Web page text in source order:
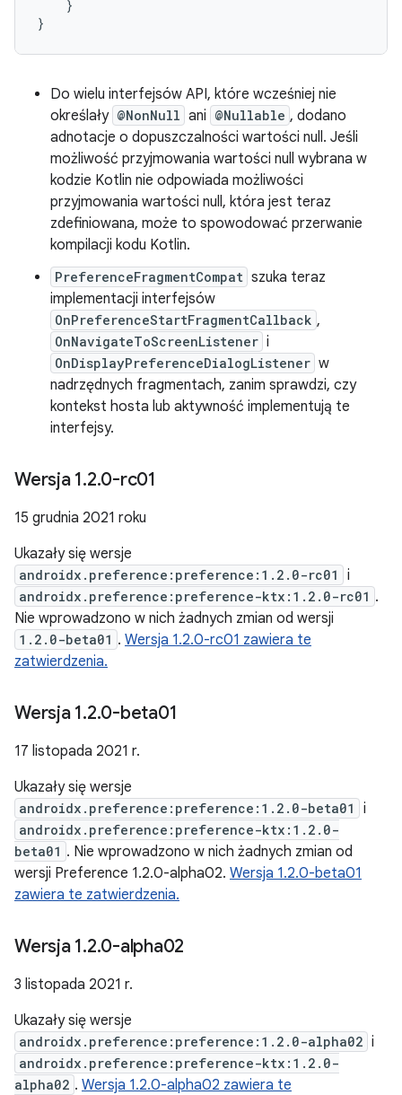
}
}
Do wielu interfejsów API, które wcześniej nie
określały @NonNull ani @Nullable , dodano
adnotacje o dopuszczalności wartości null. Jeśli
możliwość przyjmowania wartości null wybrana w
kodzie Kotlin nie odpowiada możliwości
przyjmowania wartości null, która jest teraz
zdefiniowana, może to spowodować przerwanie
kompilacji kodu Kotlin.
PreferenceFragmentCompat szuka teraz
implementacji interfejsów
OnPreferenceStartFragmentCallback ,
OnNavigateToScreenListener i
OnDisplayPreferenceDialogListener w
nadrzędnych fragmentach, zanim sprawdzi, czy
kontekst hosta lub aktywność implementują te
interfejsy.
Wersja 1.2.0-rc01
15 grudnia 2021 roku
Ukazały się wersje
androidx.preference:preference:1.2.0-rc01 i
androidx.preference:preference-ktx:1.2.0-rc01 .
Nie wprowadzono w nich żadnych zmian od wersji
1.2.0-beta01 . Wersja 1.2.0-rc01 zawiera te
zatwierdzenia.
Wersja 1.2.0-beta01
17 listopada 2021 r.
Ukazały się wersje
androidx.preference:preference:1.2.0-beta01 i
androidx.preference:preference-ktx:1.2.0-
beta01 . Nie wprowadzono w nich żadnych zmian od
wersji Preference 1.2.0-alpha02. Wersja 1.2.0-beta01
zawiera te zatwierdzenia.
Wersja 1.2.0-alpha02
3 listopada 2021 r.
Ukazały się wersje
androidx.preference:preference:1.2.0-alpha02 i
androidx.preference:preference-ktx:1.2.0-
alpha02 . Wersja 1.2.0-alpha02 zawiera te